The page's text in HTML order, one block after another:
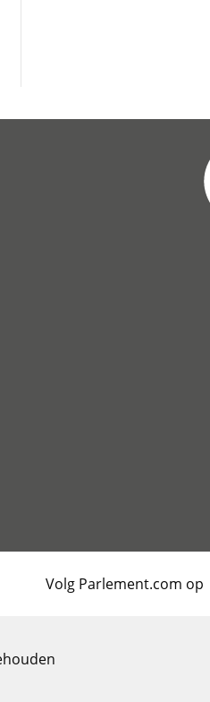
Volg Parlement.com op